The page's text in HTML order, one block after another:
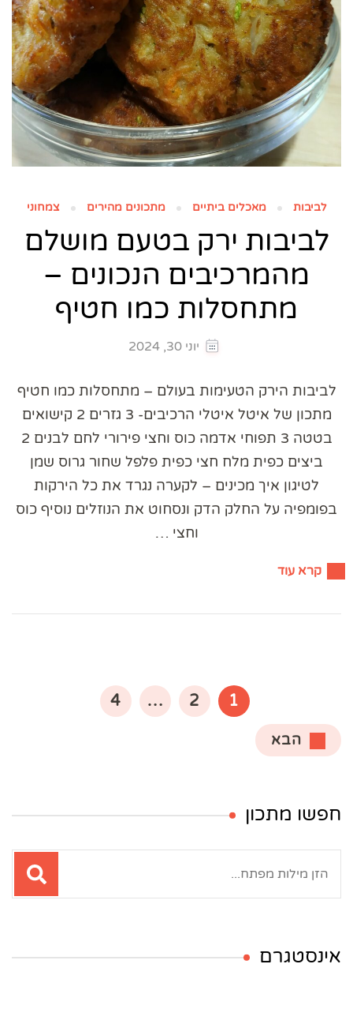
לביבות מאכלים ביתיים מתכונים מהירים צמחוני
לביבות ירק בטעם מושלם
מהמרכיבים הנכונים –
מתחסלות כמו חטיף
יוני 30, 2024
לביבות הירק הטעימות בעולם – מתחסלות כמו חטיף
מתכון של איטל איטלי הרכיבים- 3 גזרים 2 קישואים
בטטה 3 תפוחי אדמה כוס וחצי פירורי לחם לבנים 2
ביצים כפית מלח חצי כפית פלפל שחור גרוס שמן
לטיגון איך מכינים – לקערה נגרד את כל הירקות
בפומפיה על החלק הדק ונסחוט את הנוזלים נוסיף כוס
וחצי …
קרא עוד
pagination
עמוד
1 עמוד
2
… עמוד
4
הבא
חפשו מתכון
אינסטגרם